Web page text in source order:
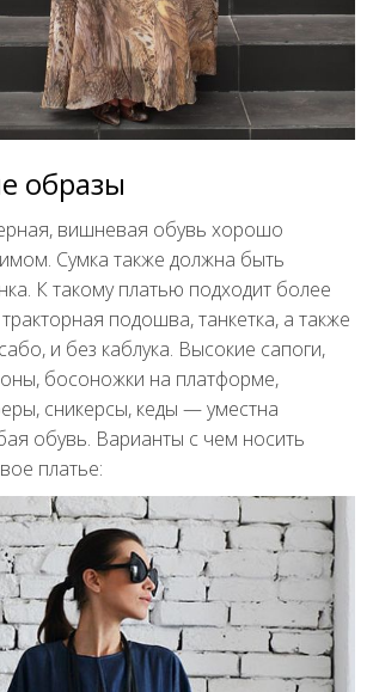
образы
вишневая обувь хорошо
Сумка также должна быть
К такому платью подходит более
подошва, танкетка, а также
и без каблука. Высокие сапоги,
босоножки на платформе,
сникерсы, кеды — уместна
обувь. Варианты с чем носить
платье: